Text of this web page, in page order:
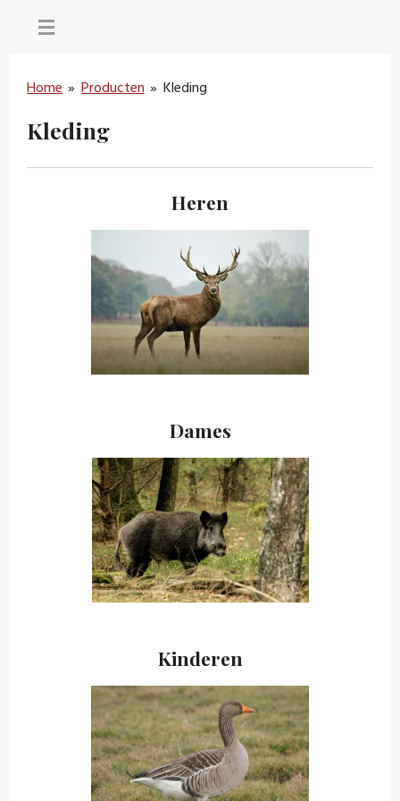
hoofdinhoud
Home » Producten » Kleding
Kleding
Heren
Dames
Kinderen